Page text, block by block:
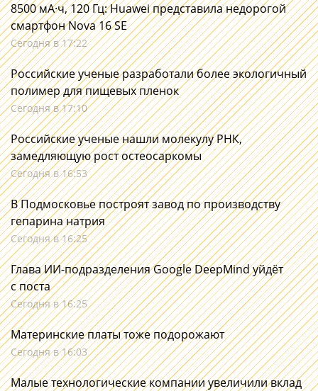
8500 мА·ч, 120 Гц: Huawei представила недорогой
смартфон Nova 16 SE
Сегодня в 17:22
Российские ученые разработали более экологичный
полимер для пищевых пленок
Сегодня в 17:10
Российские ученые нашли молекулу РНК,
замедляющую рост остеосаркомы
Сегодня в 16:53
В Подмосковье построят завод по производству
гепарина натрия
Сегодня в 16:25
Глава ИИ-подразделения Google DeepMind уйдёт
с поста
Сегодня в 16:25
Материнские платы тоже подорожают
Сегодня в 16:03
Малые технологические компании увеличили вклад